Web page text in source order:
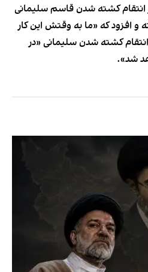
انتقام کشته شدن قاسم سلیمانی
و افزود که «ما به وقتش این کار
کشته شدن سلیمانی «در
شد».